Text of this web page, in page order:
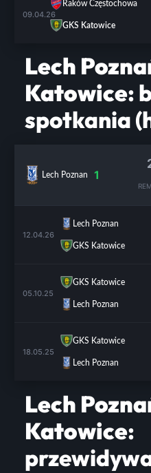
09.04.26
Raków Częstochowa
GKS Katowice
Lech
Katowice:
spotkania
Lech Poznan 1
12.04.26
Lech Poznan
GKS Katowice
05.10.25
GKS Katowice
Lech Poznan
18.05.25
GKS Katowice
Lech Poznan
Lech
Katowice: